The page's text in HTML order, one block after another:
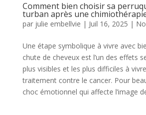
Comment bien choisir sa
turban après une
par julie embellvie | Juil 16, 2025 |
Une étape symbolique à vivre avec
chute de cheveux est l’un des effets
plus visibles et les plus difficiles à
traitement contre le cancer. Pour
choc émotionnel qui affecte l’image